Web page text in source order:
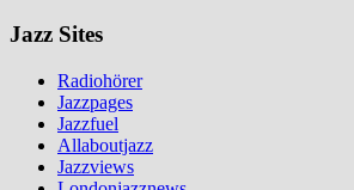
Jazz Sites
Radiohörer
Jazzpages
Jazzfuel
Allaboutjazz
Jazzviews